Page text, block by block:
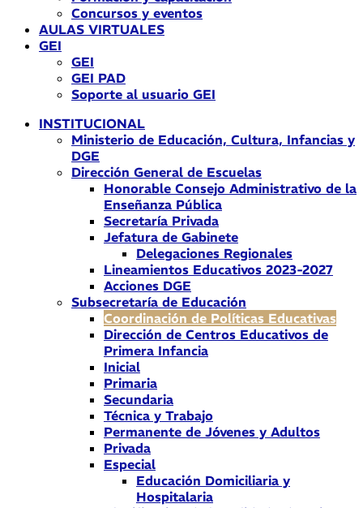
Concursos y eventos
AULAS VIRTUALES
GEI
GEI
GEI PAD
Soporte al usuario GEI
INSTITUCIONAL
Ministerio de Educación, Cultura, Infancias y
DGE
Dirección General de Escuelas
Honorable Consejo Administrativo de la
Enseñanza Pública
Secretaría Privada
Jefatura de Gabinete
Delegaciones Regionales
Lineamientos Educativos 2023-2027
Acciones DGE
Subsecretaría de Educación
Coordinación de Políticas Educativas
Dirección de Centros Educativos de
Primera Infancia
Inicial
Primaria
Secundaria
Técnica y Trabajo
Permanente de Jóvenes y Adultos
Privada
Especial
Educación Domiciliaria y
Hospitalaria